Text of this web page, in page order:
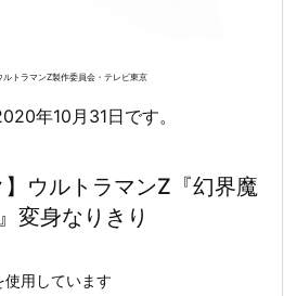
トラマンZ製作委員会・テレビ東京
年10月31日です。
】ウルトラマンZ『幻界魔
変身なりきり
使用しています